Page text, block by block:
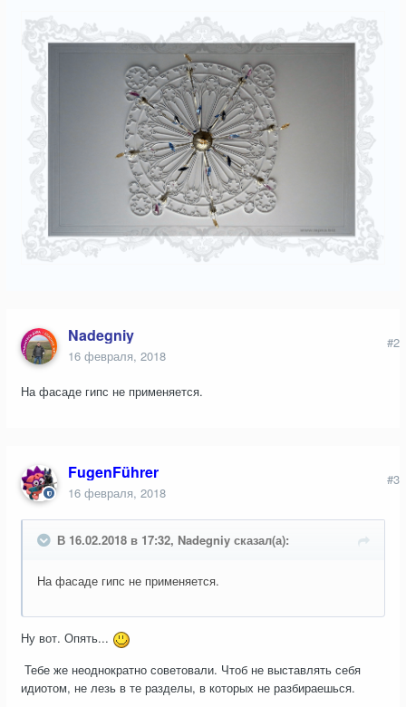
Nadegniy
16 февраля, 2018
#2
На фасаде гипс не применяется.
FugenFührer
16 февраля, 2018
#3
В 16.02.2018 в 17:32, Nadegniy сказал(а):
На фасаде гипс не применяется.
Ну вот. Опять...
Тебе же неоднократно советовали. Чтоб не выставлять себя
идиотом, не лезь в те разделы, в которых не разбираешься.